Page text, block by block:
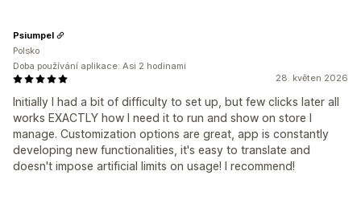
28. květen 2026
Initially I had a bit of difficulty to set up, but few clicks later all
works EXACTLY how I need it to run and show on store I
manage. Customization options are great, app is constantly
developing new functionalities, it's easy to translate and
doesn't impose artificial limits on usage! I recommend!
Psiumpel
Polsko
Doba používání aplikace: Asi 2 hodinami